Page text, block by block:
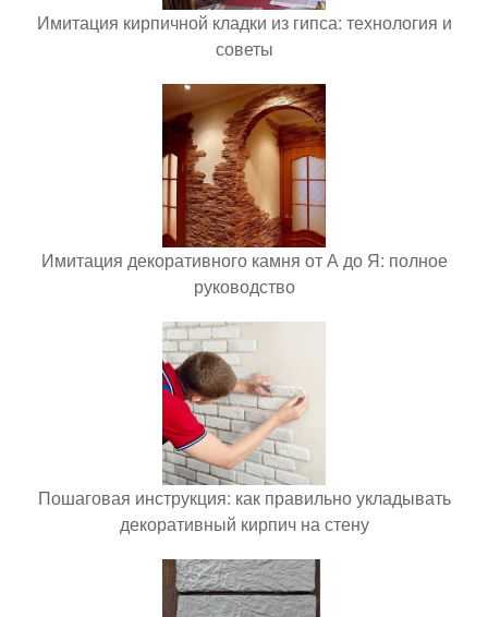
Имитация кирпичной кладки из гипса: технология и
советы
Имитация декоративного камня от А до Я: полное
руководство
Пошаговая инструкция: как правильно укладывать
декоративный кирпич на стену